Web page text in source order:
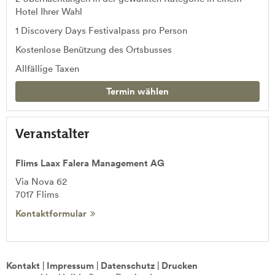
Hotel Ihrer Wahl
1 Discovery Days Festivalpass pro Person
Kostenlose Benützung des Ortsbusses
Allfällige Taxen
Termin wählen
Veranstalter
Flims Laax Falera Management AG
Via Nova 62
7017 Flims
Kontaktformular
Kontakt Impressum Datenschutz
Drucken